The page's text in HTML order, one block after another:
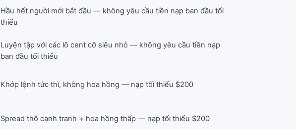
Hầu hết người mới bắt đầu — không yêu cầu tiền nạp ban đầu tối
thiểu
Luyện tập với các lô cent cỡ siêu nhỏ — không yêu cầu tiền nạp
ban đầu tối thiểu
Khớp lệnh tức thì, không hoa hồng — nạp tối thiểu $200
Spread thô cạnh tranh + hoa hồng thấp — nạp tối thiểu $200